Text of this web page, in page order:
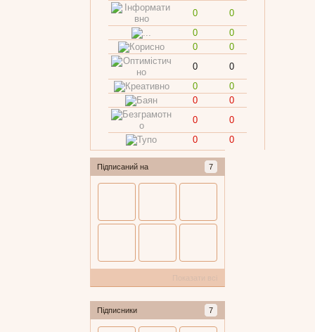
0
0
0
0
0
0
0
0
0
0
0
0
0
0
0
0
Підписаний на 7
Підписники 7